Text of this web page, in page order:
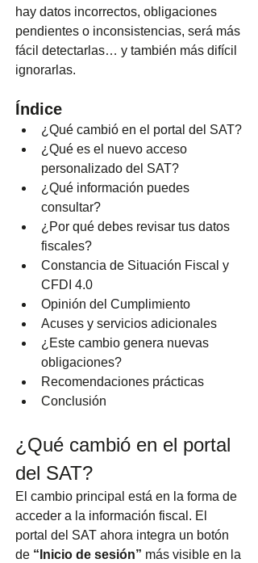
hay datos incorrectos, obligaciones
pendientes o inconsistencias, será más
fácil detectarlas… y también más difícil
ignorarlas.
Índice
¿Qué cambió en el portal del SAT?
¿Qué es el nuevo acceso
personalizado del SAT?
¿Qué información puedes
consultar?
¿Por qué debes revisar tus datos
fiscales?
Constancia de Situación Fiscal y
CFDI 4.0
Opinión del Cumplimiento
Acuses y servicios adicionales
¿Este cambio genera nuevas
obligaciones?
Recomendaciones prácticas
Conclusión
¿Qué cambió en el portal
del SAT?
El cambio principal está en la forma de
acceder a la información fiscal. El
portal del SAT ahora integra un botón
de “Inicio de sesión” más visible en la